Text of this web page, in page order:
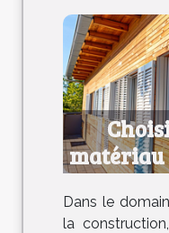
matériau
Dans le
la